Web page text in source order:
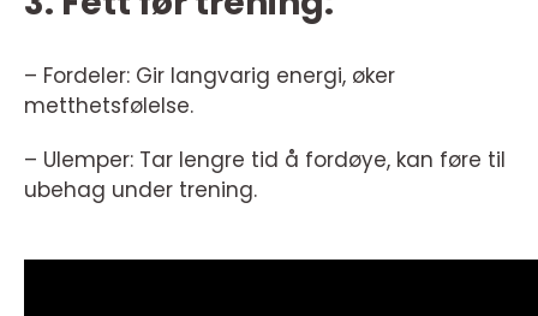
– Fordeler: Gir langvarig energi, øker
metthetsfølelse.
– Ulemper: Tar lengre tid å fordøye, kan føre til
ubehag under trening.